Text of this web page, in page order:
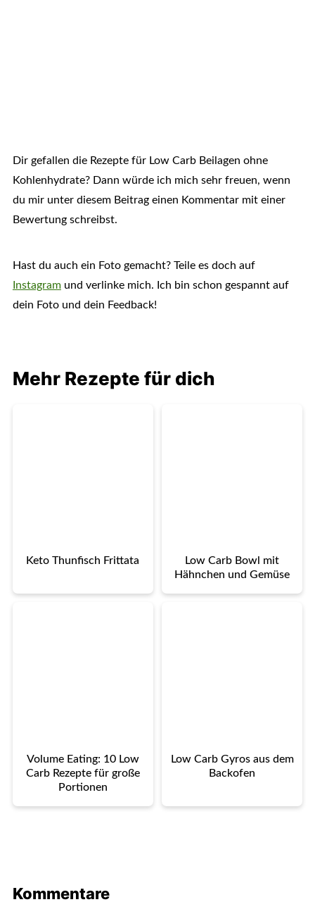
Dir gefallen die Rezepte für Low Carb Beilagen ohne
Kohlenhydrate? Dann würde ich mich sehr freuen, wenn
du mir unter diesem Beitrag einen Kommentar mit einer
Bewertung schreibst.
Hast du auch ein Foto gemacht? Teile es doch auf
Instagramund verlinke mich. Ich bin schon gespannt auf
dein Foto und dein Feedback!
Mehr Rezepte für dich
Keto Thunfisch Frittata
Low Carb Bowl mit
Hähnchen und Gemüse
Volume Eating: 10 Low
Carb Rezepte für große
Portionen
Low Carb Gyros aus dem
Backofen
Kommentare